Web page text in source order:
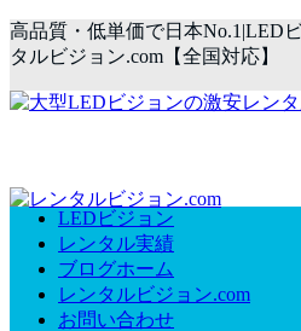
高品質・低単価で日本No.1|LED
タルビジョン.com【全国対応】
LEDビジョン
レンタル実績
ブログホーム
レンタルビジョン.com
お問い合わせ